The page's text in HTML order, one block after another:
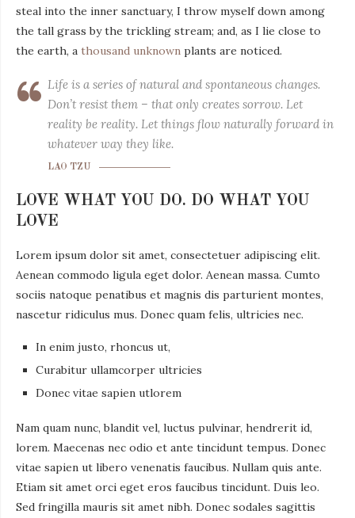
steal into the inner sanctuary, I throw myself down among
the tall grass by the trickling stream; and, as I lie close to
the earth, a thousand unknown plants are noticed.
Life is a series of natural and spontaneous changes.
Don’t resist them – that only creates sorrow. Let
reality be reality. Let things flow naturally forward in
whatever way they like.
LAO TZU
LOVE WHAT YOU DO. DO WHAT YOU
LOVE
Lorem ipsum dolor sit amet, consectetuer adipiscing elit.
Aenean commodo ligula eget dolor. Aenean massa. Cumto
sociis natoque penatibus et magnis dis parturient montes,
nascetur ridiculus mus. Donec quam felis, ultricies nec.
In enim justo, rhoncus ut,
Curabitur ullamcorper ultricies
Donec vitae sapien utlorem
Nam quam nunc, blandit vel, luctus pulvinar, hendrerit id,
lorem. Maecenas nec odio et ante tincidunt tempus. Donec
vitae sapien ut libero venenatis faucibus. Nullam quis ante.
Etiam sit amet orci eget eros faucibus tincidunt. Duis leo.
Sed fringilla mauris sit amet nibh. Donec sodales sagittis